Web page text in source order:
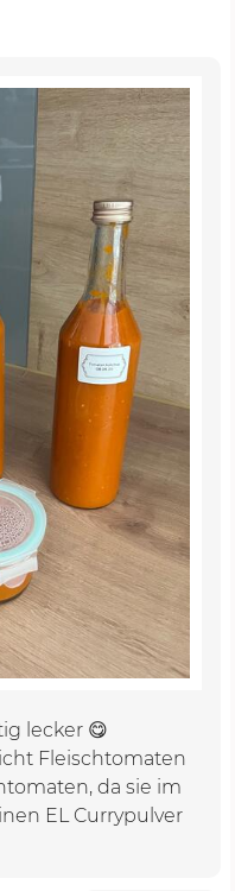
lecker 😋
Fleischtomaten
da sie im
EL Currypulver